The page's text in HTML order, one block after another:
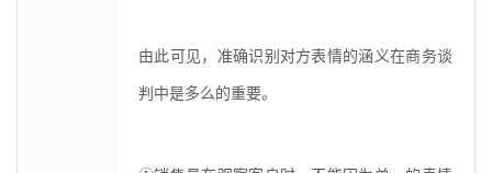
由此可见，准确识别对方表情的涵义在商务谈
判中是多么的重要。